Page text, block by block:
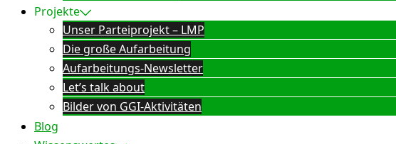
Projekte
Unser Parteiprojekt – LMP
Die große Aufarbeitung
Aufarbeitungs-Newsletter
Let’s talk about
Bilder von GGI-Aktivitäten
Blog